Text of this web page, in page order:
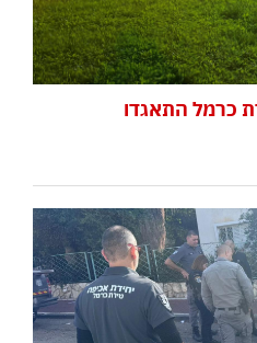
כרמל התאגדו